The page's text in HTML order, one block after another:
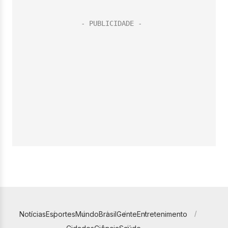
NotíciasEsportesMundoBrasilGenteEntretenimento